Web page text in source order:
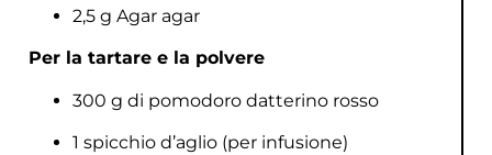
2,5 g Agar agar
Per la tartare e la polvere
300 g di pomodoro datterino rosso
1 spicchio d’aglio (per infusione)